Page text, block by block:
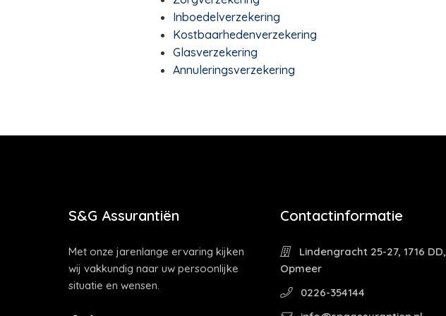
Inboedelverzekering
Kostbaarhedenverzekering
Glasverzekering
Annuleringsverzekering
S&G Assurantiën
Met onze jarenlange ervaring kijken
wij vakkundig naar uw persoonlijke
situatie en wensen.
Contactinformatie
Lindengracht 25-27, 1716 DD,
Opmeer
0226-354144